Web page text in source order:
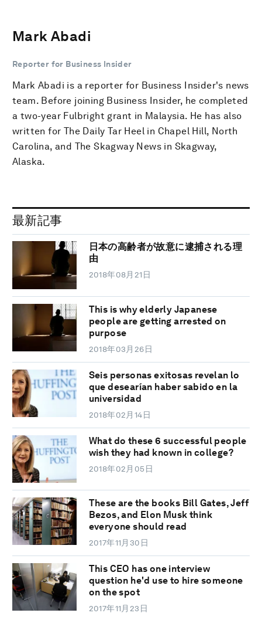
Mark Abadi
Reporter for Business Insider
Mark Abadi is a reporter for Business Insider's news
team. Before joining Business Insider, he completed
a two-year Fulbright grant in Malaysia. He has also
written for The Daily Tar Heel in Chapel Hill, North
Carolina, and The Skagway News in Skagway,
Alaska.
最新記事
日本の高齢者が故意に逮捕される理
由
2018年08月21日
This is why elderly Japanese
people are getting arrested on
purpose
2018年03月26日
Seis personas exitosas revelan lo
que desearían haber sabido en la
universidad
2018年02月14日
What do these 6 successful people
wish they had known in college?
2018年02月05日
These are the books Bill Gates, Jeff
Bezos, and Elon Musk think
everyone should read
2017年11月30日
This CEO has one interview
question he'd use to hire someone
on the spot
2017年11月23日